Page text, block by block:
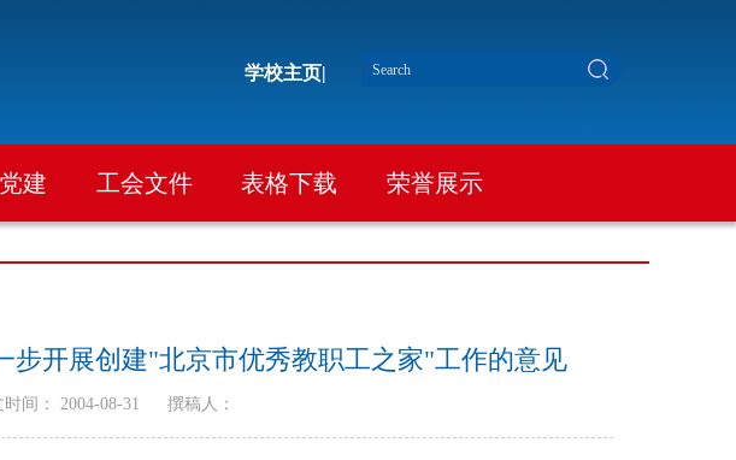
学校主页|
建 工会文件 表格下载 荣誉展示
步开展创建"北京市优秀教职工之家"工作的意见
时间： 2004-08-31 撰稿人：